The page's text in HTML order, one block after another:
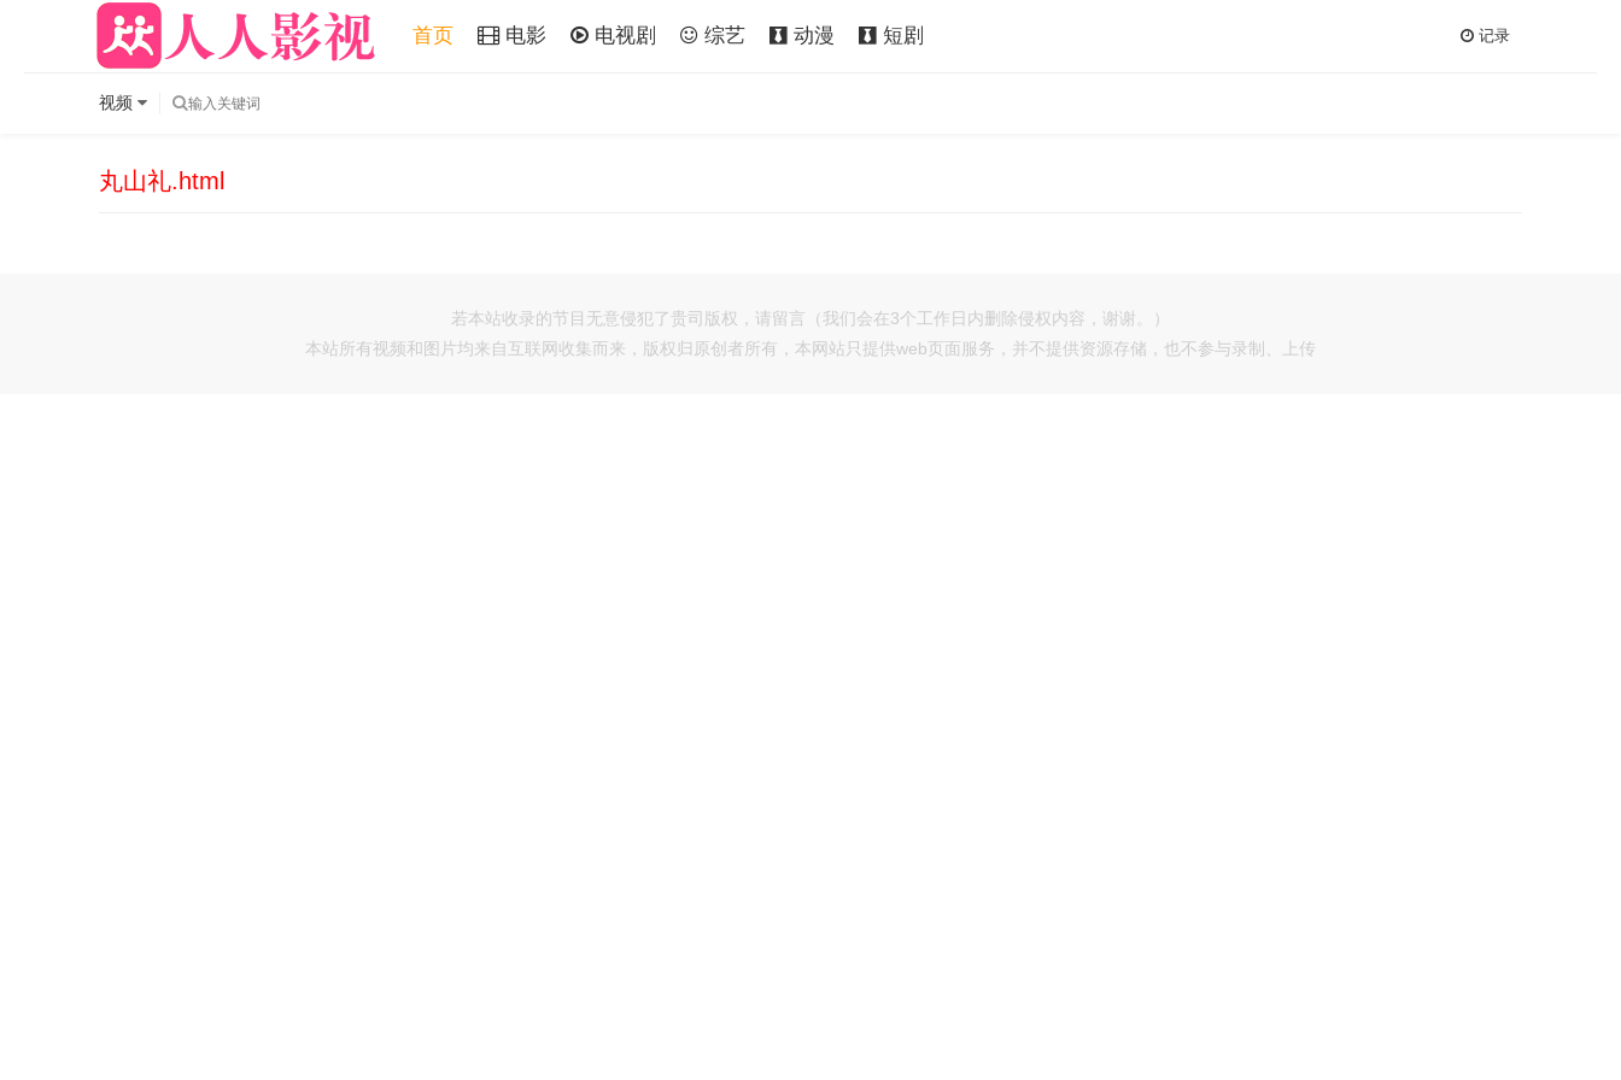
首页 电影 电视剧 综艺 动漫 短剧 记录
视频
丸山礼.html
若本站收录的节目无意侵犯了贵司版权，请留言（我们会在3个工作日内删除侵权内容，谢谢。）
本站所有视频和图片均来自互联网收集而来，版权归原创者所有，本网站只提供web页面服务，并不提供资源存储，也不参与录制、上传